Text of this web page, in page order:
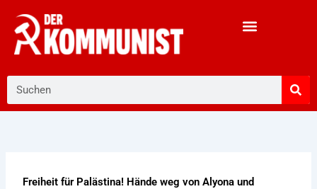
Inhalt
springen
Freiheit für Palästina! Hände weg von Alyona und